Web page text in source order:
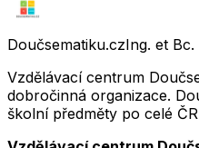
Doučsematiku.czIng. et
Vzdělávací centrum
dobročinná organizace.
školní předměty po celé